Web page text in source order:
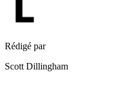
Rédigé par
Scott Dillingham